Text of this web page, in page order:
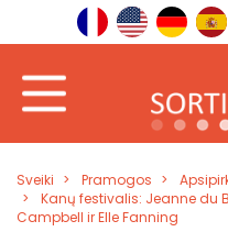
Sveiki Pramogos
Kanų festivalis: Jeanne du
Campbell ir Elle Fanning